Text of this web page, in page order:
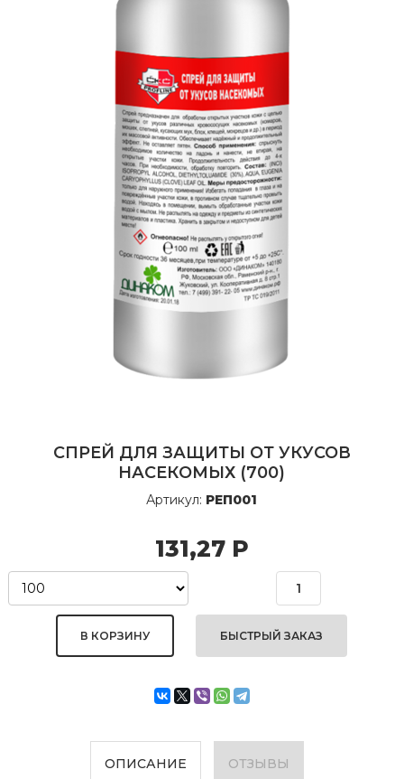
CПРЕЙ ДЛЯ ЗАЩИТЫ ОТ УКУСОВ
НАСЕКОМЫХ (700)
Артикул: РЕП001
131,27 Р
БЫСТРЫЙ ЗАКАЗ
ОПИСАНИЕ ОТЗЫВЫ